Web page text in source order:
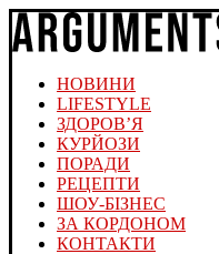
НОВИНИ
LIFESTYLE
ЗДОРОВ’Я
КУРЙОЗИ
ПОРАДИ
РЕЦЕПТИ
ШОУ-БІЗНЕС
ЗА КОРДОНОМ
КОНТАКТИ